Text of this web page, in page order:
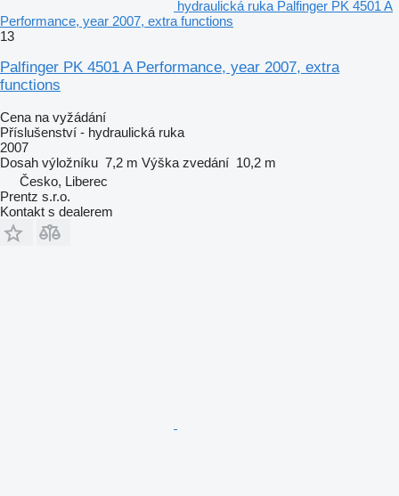
hydraulická ruka Palfinger PK 4501 A
Performance, year 2007, extra functions
13
Palfinger PK 4501 A Performance, year 2007, extra
functions
Cena na vyžádání
Příslušenství - hydraulická ruka
2007
Dosah výložníku 7,2 m Výška zvedání 10,2 m
Česko, Liberec
Prentz s.r.o.
Kontakt s dealerem